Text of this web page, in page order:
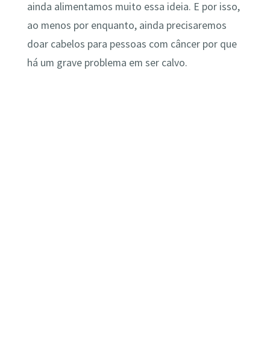
ainda alimentamos muito essa ideia. E por isso,
ao menos por enquanto, ainda precisaremos
doar cabelos para pessoas com câncer por que
há um grave problema em ser calvo.